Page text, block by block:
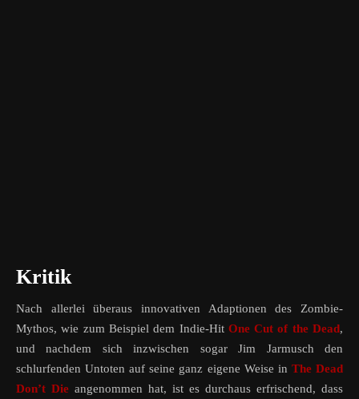
Kritik
Nach allerlei überaus innovativen Adaptionen des Zombie-
Mythos, wie zum Beispiel dem Indie-Hit One Cut of the Dead,
und nachdem sich inzwischen sogar Jim Jarmusch den
schlurfenden Untoten auf seine ganz eigene Weise in The Dead
Don’t Die angenommen hat, ist es durchaus erfrischend, dass